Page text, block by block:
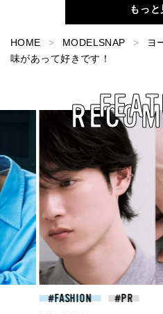
もっと
HOME MODELSNAP
ヨ
味があって好きです！
FASHION